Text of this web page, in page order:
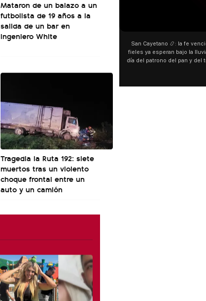
Mataron de un balazo a un
futbolista de 19 años a la
salida de un bar en
Ingeniero White
Tragedia la Ruta 192: siete
muertos tras un violento
choque frontal entre un
auto y un camión
00:00
San Cayetano 📿: la fe venció al agua y los
fieles ya esperan bajo la lluvia ➡️ A horas del
día del patrono del pan y del trabajo, miles de
"Te